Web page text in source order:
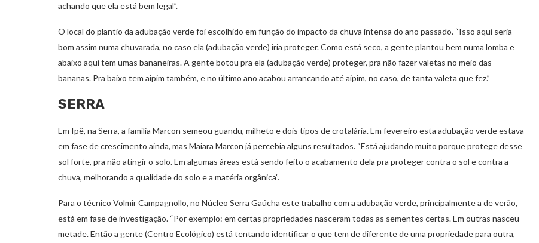
achando que ela está bem legal”.
O local do plantio da adubação verde foi escolhido em função do impacto da chuva intensa do ano passado. “Isso aqui seria
bom assim numa chuvarada, no caso ela (adubação verde) iria proteger. Como está seco, a gente plantou bem numa lomba e
abaixo aqui tem umas bananeiras. A gente botou pra ela (adubação verde) proteger, pra não fazer valetas no meio das
bananas. Pra baixo tem aipim também, e no último ano acabou arrancando até aipim, no caso, de tanta valeta que fez.”
SERRA
Em Ipê, na Serra, a família Marcon semeou guandu, milheto e dois tipos de crotalária. Em fevereiro esta adubação verde estava
em fase de crescimento ainda, mas Maiara Marcon já percebia alguns resultados. “Está ajudando muito porque protege desse
sol forte, pra não atingir o solo. Em algumas áreas está sendo feito o acabamento dela pra proteger contra o sol e contra a
chuva, melhorando a qualidade do solo e a matéria orgânica”.
Para o técnico Volmir Campagnollo, no Núcleo Serra Gaúcha este trabalho com a adubação verde, principalmente a de verão,
está em fase de investigação. “Por exemplo: em certas propriedades nasceram todas as sementes certas. Em outras nasceu
metade. Então a gente (Centro Ecológico) está tentando identificar o que tem de diferente de uma propriedade para outra,